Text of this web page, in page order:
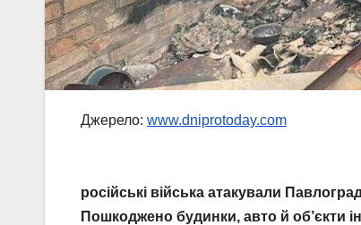
Джерело: www.dniprotoday.com
російські війська атакували
Пошкоджено будинки, авто й об’єкти